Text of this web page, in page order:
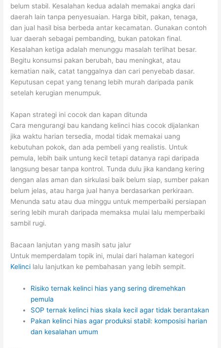
belum stabil. Kesalahan kedua adalah memakai angka dari
daerah lain tanpa penyesuaian. Harga bibit, pakan, tenaga,
dan jual hasil bisa berbeda antar kecamatan. Gunakan contoh
luar daerah sebagai pembanding, bukan patokan final.
Kesalahan ketiga adalah menunggu masalah terlihat besar.
Begitu konsumsi pakan berubah, bau meningkat, atau
kematian naik, catat tanggalnya dan cari penyebab dasar.
Keputusan cepat yang tenang lebih murah daripada panik
setelah kerugian menumpuk.
Kapan strategi ini cocok dan kapan ditunda
Cara mengurangi bau kandang kelinci hias cocok dijalankan
jika waktu harian tersedia, modal tidak memakai uang
kebutuhan pokok, dan ada pembeli yang realistis. Untuk
pemula, lebih baik untung kecil tetapi datanya rapi daripada
langsung besar tanpa kontrol. Tunda dulu jika kandang kering
dengan alas aman dan sirkulasi baik belum siap, sumber pakan
belum jelas, atau harga jual hanya berdasarkan perkiraan.
Menunda satu atau dua minggu untuk memperbaiki persiapan
sering lebih murah daripada memaksa mulai lalu memperbaiki
sambil rugi.
Bacaan lanjutan yang masih satu jalur
Untuk memperdalam topik ini, mulai dari halaman kategori
Kelinci lalu lanjutkan ke pembahasan yang lebih sempit.
Risiko ternak kelinci hias yang sering diremehkan
pemula
SOP ternak kelinci hias skala kecil agar tidak berantakan
Pakan kelinci hias agar produksi stabil: komposisi harian
dan kesalahan umum